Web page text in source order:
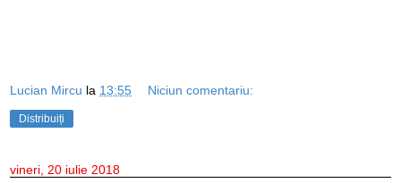
Lucian Mircu la 13:55 Niciun comentariu:
Distribuiți
vineri, 20 iulie 2018